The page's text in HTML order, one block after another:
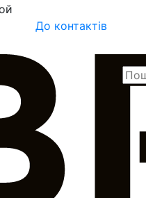
До контактів